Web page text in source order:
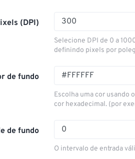
(DPI)
Selecione DPI de 0 a
definindo pixels por
de fundo
Escolha uma cor usando
cor hexadecimal. (por
de fundo
O intervalo de entrada